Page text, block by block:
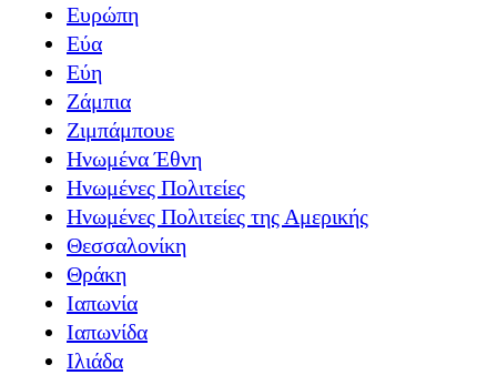
Ευρώπη
Εύα
Εύη
Ζάμπια
Ζιμπάμπουε
Ηνωμένα Έθνη
Ηνωμένες Πολιτείες
Ηνωμένες Πολιτείες της Αμερικής
Θεσσαλονίκη
Θράκη
Ιαπωνία
Ιαπωνίδα
Ιλιάδα